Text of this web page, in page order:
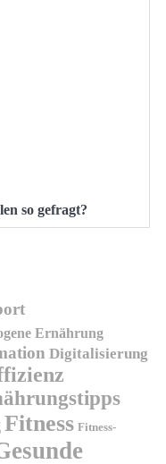
so gefragt?
Ernährung
Digitalisierung
Fitness Fitness-